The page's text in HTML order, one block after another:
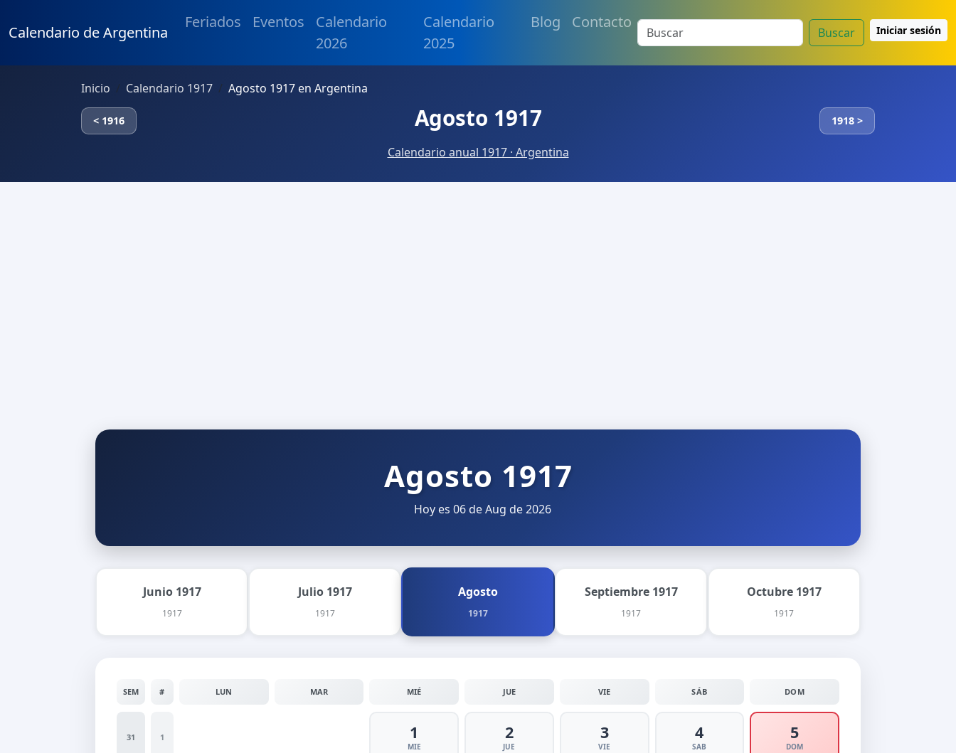
Calendario de Argentina
Feriados Eventos
Calendario
2026
Calendario
2025
Blog Contacto
Buscar Iniciar sesión
Inicio Calendario 1917 Agosto 1917 en Argentina
< 1916 Agosto 1917 1918 >
Calendario anual 1917 · Argentina
Agosto 1917
Hoy es 06 de Aug de 2026
Junio 1917
1917
Julio 1917
1917
Agosto
1917
Septiembre 1917
1917
Octubre 1917
1917
SEM # LUN MAR MIÉ JUE VIE SÁB DOM
31 1 1
MIE
2
JUE
3
VIE
4
SAB
5
DOM